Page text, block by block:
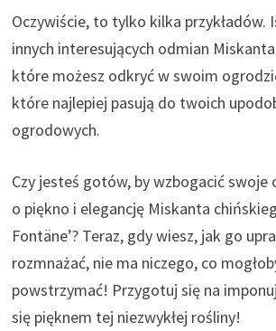
Oczywiście, to tylko kilka przykładów.
innych interesujących odmian
które możesz odkryć w swoim
które najlepiej pasują do twoich
ogrodowych.
Czy jesteś gotów, by wzbogacić
o piękno i elegancję Miskanta
Fontäne’? Teraz, gdy wiesz, jak go
rozmnażać, nie ma niczego, co
powstrzymać! Przygotuj się na
się pięknem tej niezwykłej rośliny!